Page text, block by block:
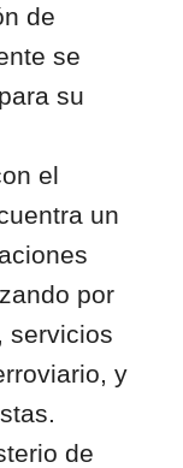
de
se
su
el
un
por
servicios
y
de